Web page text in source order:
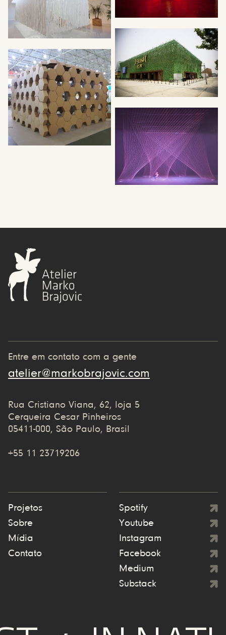
Entre em contato com a gente
atelier@markobrajovic.com
Rua Cristiano Viana, 62, loja 5
Cerqueira Cesar Pinheiros
05411-000, São Paulo, Brasil
+55 11 23719206
Projetos
Sobre
Mídia
Contato
Spotify
Youtube
Instagram
Facebook
Medium
Substack